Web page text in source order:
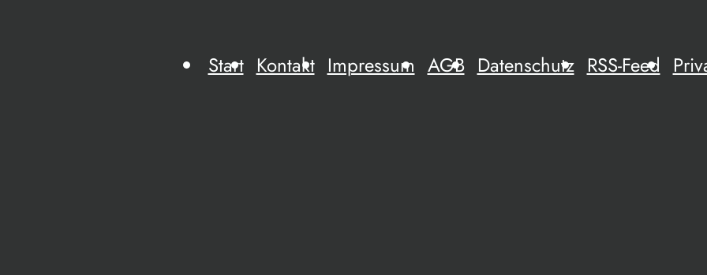
Start Kontakt Impressum AGB Datenschutz RSS-Feed